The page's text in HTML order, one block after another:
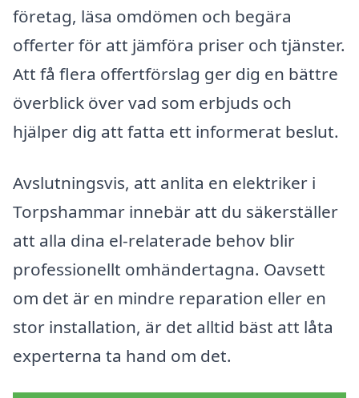
företag, läsa omdömen och begära
offerter för att jämföra priser och tjänster.
Att få flera offertförslag ger dig en bättre
överblick över vad som erbjuds och
hjälper dig att fatta ett informerat beslut.
Avslutningsvis, att anlita en elektriker i
Torpshammar innebär att du säkerställer
att alla dina el-relaterade behov blir
professionellt omhändertagna. Oavsett
om det är en mindre reparation eller en
stor installation, är det alltid bäst att låta
experterna ta hand om det.